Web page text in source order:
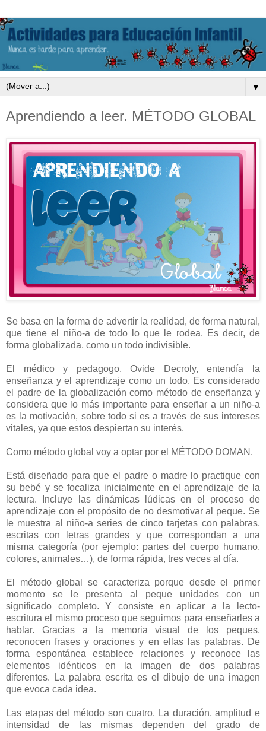
▼
Aprendiendo a leer. MÉTODO GLOBAL
Se basa en la forma de advertir la realidad, de forma natural,
que tiene el niño-a de todo lo que le rodea. Es decir, de
forma globalizada, como un todo indivisible.
El médico y pedagogo, Ovide Decroly, entendía la
enseñanza y el aprendizaje como un todo. Es considerado
el padre de la globalización como método de enseñanza y
considera que lo más importante para enseñar a un niño-a
es la motivación, sobre todo si es a través de sus intereses
vitales, ya que estos despiertan su interés.
Como método global voy a optar por el MÉTODO DOMAN.
Está diseñado para que el padre o madre lo practique con
su bebé y se focaliza inicialmente en el aprendizaje de la
lectura. Incluye las dinámicas lúdicas en el proceso de
aprendizaje con el propósito de no desmotivar al peque. Se
le muestra al niño-a series de cinco tarjetas con palabras,
escritas con letras grandes y que correspondan a una
misma categoría (por ejemplo: partes del cuerpo humano,
colores, animales…), de forma rápida, tres veces al día.
El método global se caracteriza porque desde el primer
momento se le presenta al peque unidades con un
significado completo. Y consiste en aplicar a la lecto-
escritura el mismo proceso que seguimos para enseñarles a
hablar. Gracias a la memoria visual de los peques,
reconocen frases y oraciones y en ellas las palabras. De
forma espontánea establece relaciones y reconoce las
elementos idénticos en la imagen de dos palabras
diferentes. La palabra escrita es el dibujo de una imagen
que evoca cada idea.
Las etapas del método son cuatro. La duración, amplitud e
intensidad de las mismas dependen del grado de